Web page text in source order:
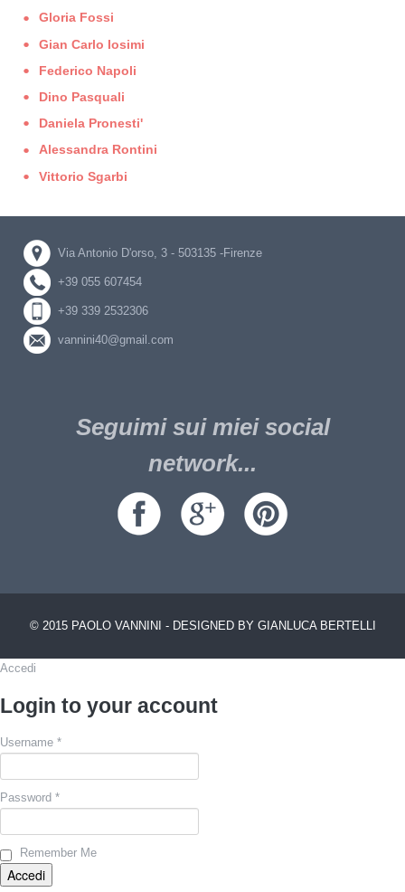
Gloria Fossi
Gian Carlo Iosimi
Federico Napoli
Dino Pasquali
Daniela Pronesti'
Alessandra Rontini
Vittorio Sgarbi
Via Antonio D'orso, 3 - 503135 -Firenze
+39 055 607454
+39 339 2532306
vannini40@gmail.com
Seguimi sui miei social
network...
© 2015 PAOLO VANNINI - DESIGNED BY GIANLUCA BERTELLI
Accedi
Login to your account
Username *
Password *
Remember Me